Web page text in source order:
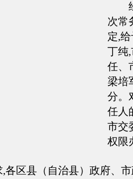
经
次常
定,
丁纯
任、
梁培
分。
任人
市交
权限
区县（自治县）政府、市